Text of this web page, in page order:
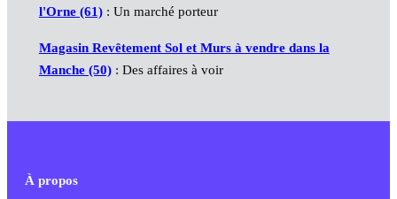
l'Orne (61): Un marché porteur
Magasin Revêtement Sol et Murs à vendre dans la
Manche (50): Des affaires à voir
À propos